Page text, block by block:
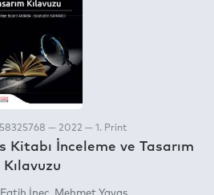
— 2022 — 1. Print
Kitabı İnceleme ve Tasarım
Kılavuzu